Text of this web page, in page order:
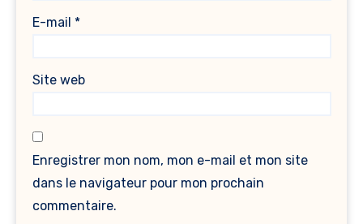
E-mail *
Site web
Enregistrer mon nom, mon e-mail et mon site
dans le navigateur pour mon prochain
commentaire.